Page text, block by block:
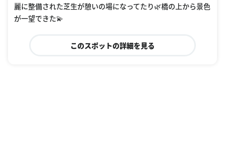
麗に整備された芝生が憩いの場になってたり🌿橋の上から景色
が一望できた💫
このスポットの詳細を見る